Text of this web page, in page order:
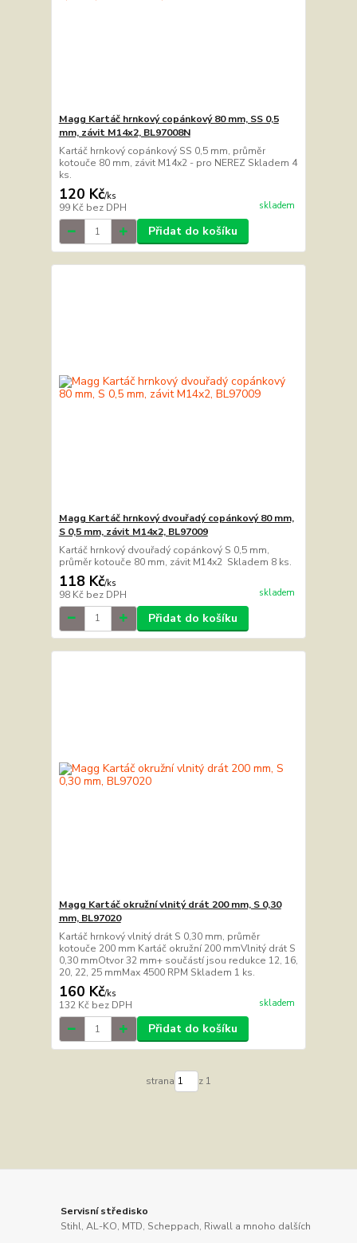
Magg Kartáč hrnkový copánkový 80 mm, SS 0,5
mm, závit M14x2, BL97008N
Kartáč hrnkový copánkový SS 0,5 mm, průměr
kotouče 80 mm, závit M14x2 - pro NEREZ Skladem 4
ks.
120 Kč/ks
99 Kč bez DPH skladem
Přidat do košíku
Magg Kartáč hrnkový dvouřadý copánkový 80 mm,
S 0,5 mm, závit M14x2, BL97009
Kartáč hrnkový dvouřadý copánkový S 0,5 mm,
průměr kotouče 80 mm, závit M14x2 Skladem 8 ks.
118 Kč/ks
98 Kč bez DPH skladem
Přidat do košíku
Magg Kartáč okružní vlnitý drát 200 mm, S 0,30
mm, BL97020
Kartáč hrnkový vlnitý drát S 0,30 mm, průměr
kotouče 200 mm Kartáč okružní 200 mmVlnitý drát S
0,30 mmOtvor 32 mm+ součástí jsou redukce 12, 16,
20, 22, 25 mmMax 4500 RPM Skladem 1 ks.
160 Kč/ks
132 Kč bez DPH skladem
Přidat do košíku
strana z 1
Servisní středisko
Stihl, AL-KO, MTD, Scheppach, Riwall a mnoho dalších